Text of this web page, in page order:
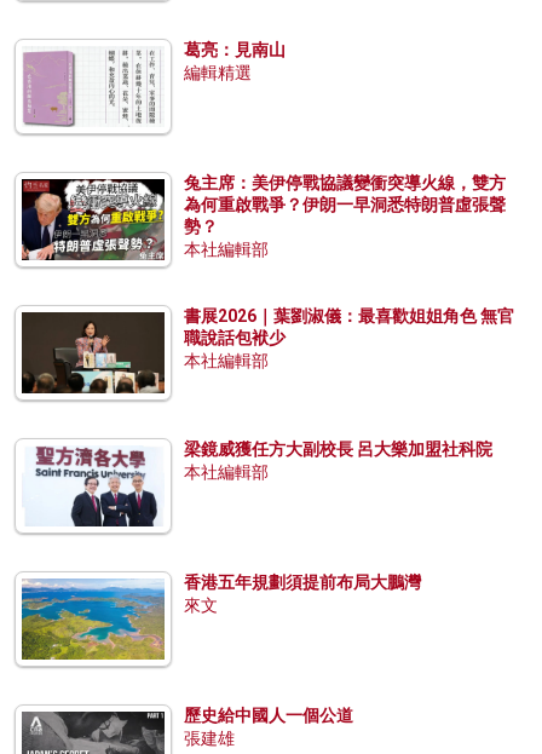
葛亮：見南山
編輯精選
兔主席：美伊停戰協議變衝突導火線，雙方
為何重啟戰爭？伊朗一早洞悉特朗普虛張聲
勢？
本社編輯部
書展2026｜葉劉淑儀：最喜歡姐姐角色 無官
職說話包袱少
本社編輯部
梁鏡威獲任方大副校長 呂大樂加盟社科院
本社編輯部
香港五年規劃須提前布局大鵬灣
來文
歷史給中國人一個公道
張建雄